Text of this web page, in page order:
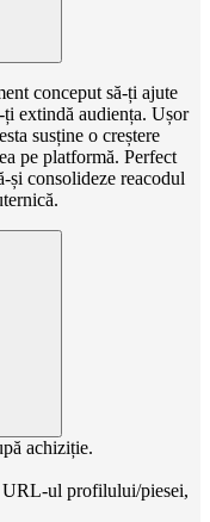
conceput să-ți ajute
extindă audiența. Ușor
susține o creștere
pe platformă. Perfect
și consolideze reacodul
achiziție.
URL-ul profilului/piesei,